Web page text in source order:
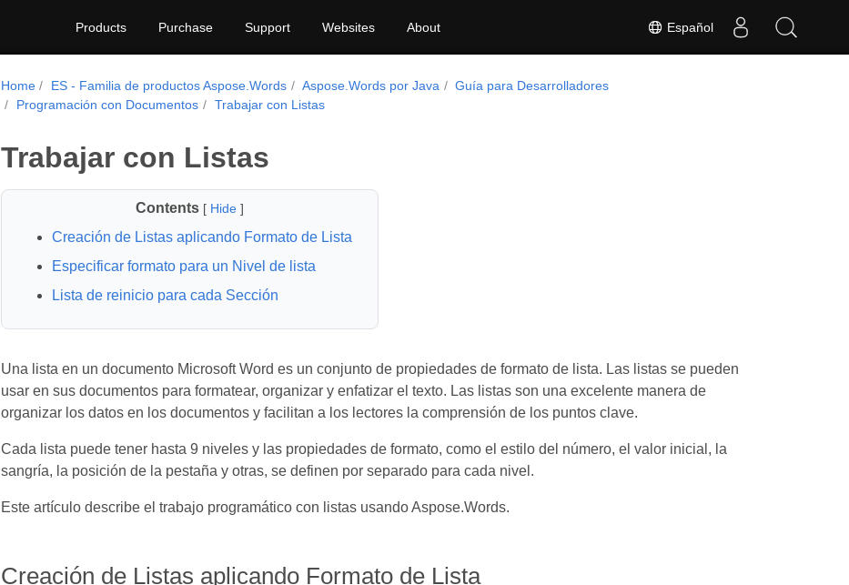
Español
Products Purchase Support Websites About
Home ES - Familia de productos Aspose.Words Aspose.Words por Java
Guía para Desarrolladores
Programación con Documentos
Trabajar con Listas
Trabajar con Listas
Contents[ Hide ]
Creación de Listas aplicando Formato de Lista
Especificar formato para un Nivel de lista
Lista de reinicio para cada Sección
Una lista en un documento Microsoft Word es un conjunto de propiedades de formato de lista. Las listas se pueden
usar en sus documentos para formatear, organizar y enfatizar el texto. Las listas son una excelente manera de
organizar los datos en los documentos y facilitan a los lectores la comprensión de los puntos clave.
Cada lista puede tener hasta 9 niveles y las propiedades de formato, como el estilo del número, el valor inicial, la
sangría, la posición de la pestaña y otras, se definen por separado para cada nivel.
Este artículo describe el trabajo programático con listas usando Aspose.Words.
Creación de Listas aplicando Formato de Lista